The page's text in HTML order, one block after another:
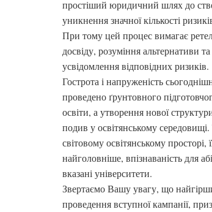
простіший юридичний шлях до
уникнення значної кількості
При тому цей процес вимагає
досвіду, розуміння альтернативи
усвідомлення відповідних ризиків.
Гострота і напруженість
проведено ґрунтовного
освіти, а утворення нової
подив у освітянському
світовому освітянському просторі,
найголовніше, впізнаваність для
вказані університети.
Звертаємо Вашу увагу, що
проведення вступної кампанії,